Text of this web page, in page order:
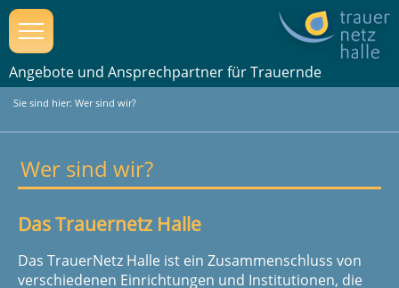
Angebote und Ansprechpartner für Trauernde
Sie sind hier: Wer sind wir?
Wer sind wir?
Das Trauernetz Halle
Das TrauerNetz Halle ist ein Zusammenschluss von
verschiedenen Einrichtungen und Institutionen, die